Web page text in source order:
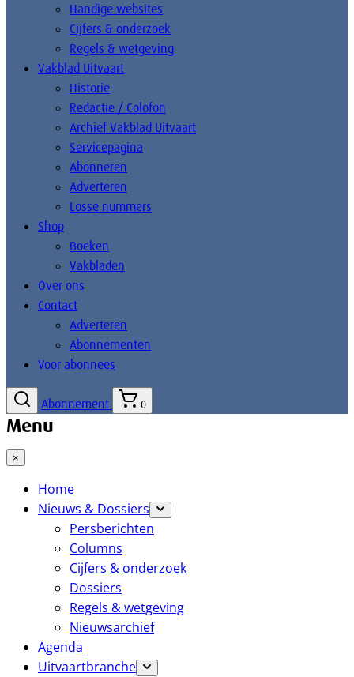
Handige websites
Cijfers & onderzoek
Regels & wetgeving
Vakblad Uitvaart
Historie
Redactie / Colofon
Archief Vakblad Uitvaart
Servicepagina
Abonneren
Adverteren
Losse nummers
Shop
Boeken
Vakbladen
Over ons
Contact
Adverteren
Abonnementen
Voor abonnees
Abonnement 0
Menu
×
Home
Nieuws & Dossiers
Persberichten
Columns
Cijfers & onderzoek
Dossiers
Regels & wetgeving
Nieuwsarchief
Agenda
Uitvaartbranche